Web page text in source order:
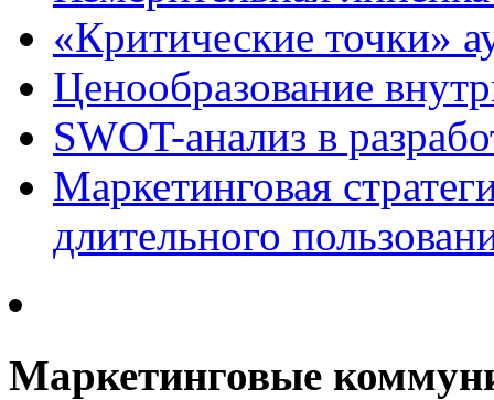
«Критические точки»
Ценообразование
SWOT-анализ в
Маркетинговая
длительного
Маркетинговые